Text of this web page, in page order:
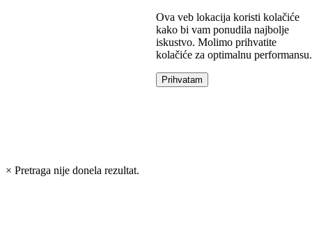
Matične
× Pretraga nije donela rezultat.
Ova veb lokacija koristi kolačiće
kako bi vam ponudila najbolje
iskustvo. Molimo prihvatite
kolačiće za optimalnu performansu.
Prihvatam